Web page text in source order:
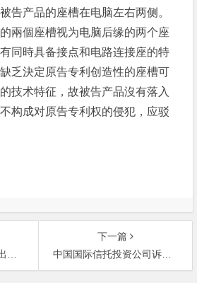
告产品的座槽在电脑左右两侧。
兩個座槽视为电脑后缘的两个座
同時具备接点和电路连接座的特
乏決定原告专利创造性的座槽可
技术特征，故被告产品沒有落入
构成对原告专利权的侵犯，应驳
被
下一篇
中国国际信托投资公司诉四川中信旅行社以与其注册商标相同的文字作企业字号并在宣传品